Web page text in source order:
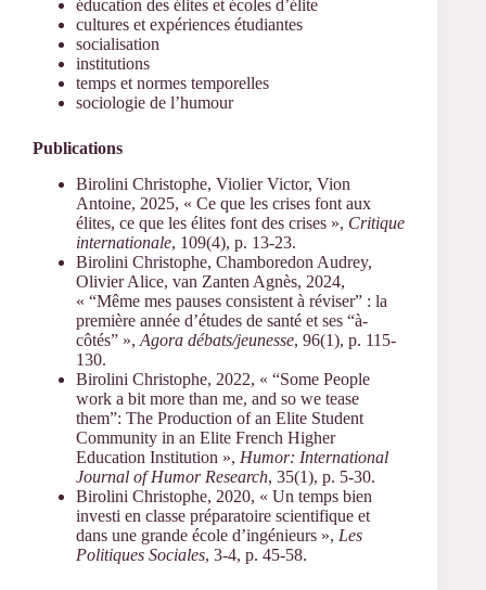
éducation des élites et écoles d’élite
cultures et expériences étudiantes
socialisation
institutions
temps et normes temporelles
sociologie de l’humour
Publications
Birolini Christophe, Violier Victor, Vion
Antoine, 2025, « Ce que les crises font aux
élites, ce que les élites font des crises », Critique
internationale, 109(4), p. 13-23.
Birolini Christophe, Chamboredon Audrey,
Olivier Alice, van Zanten Agnès, 2024,
« “Même mes pauses consistent à réviser” : la
première année d’études de santé et ses “à-
côtés” », Agora débats/jeunesse, 96(1), p. 115-
130.
Birolini Christophe, 2022, « “Some People
work a bit more than me, and so we tease
them”: The Production of an Elite Student
Community in an Elite French Higher
Education Institution », Humor: International
Journal of Humor Research, 35(1), p. 5-30.
Birolini Christophe, 2020, « Un temps bien
investi en classe préparatoire scientifique et
dans une grande école d’ingénieurs », Les
Politiques Sociales, 3-4, p. 45-58.